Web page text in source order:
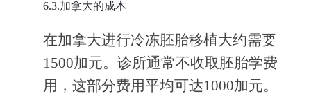
6.3.加拿大的成本
在加拿大进行冷冻胚胎移植大约需要
1500加元。诊所通常不收取胚胎学费
用，这部分费用平均可达1000加元。